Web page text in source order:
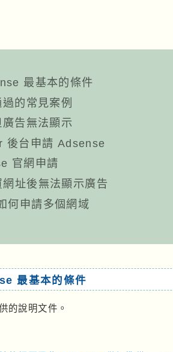
最基本的條件
的常見案例
告無法顯示
後台申請 Adsense
官網申請
址後無法顯示廣告
何申請多個網域
最基本的條件
的說明文件。